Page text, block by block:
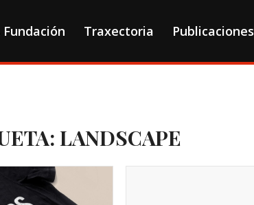
Fundación Traxectoria Publicaciones
LANDSCAPE